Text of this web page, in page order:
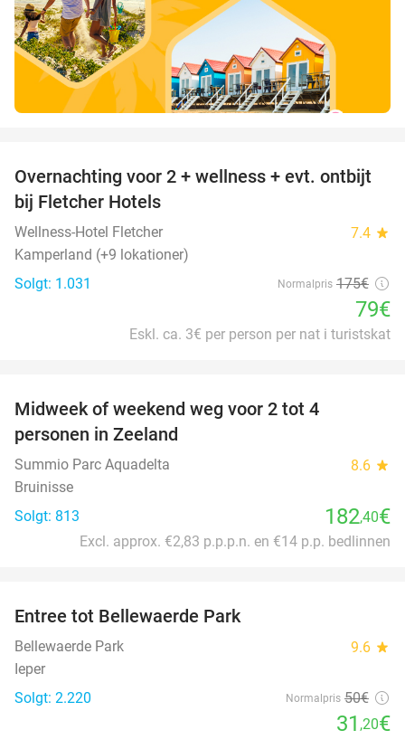
55%
Overnachting voor 2 + wellness + evt. ontbijt
bij Fletcher Hotels
Wellness-Hotel Fletcher 7.4 star
Kamperland (+9 lokationer)
Solgt: 1.031
Normalpris 175€
79€
Eskl. ca. 3€ per person per nat i turistskat
Midweek of weekend weg voor 2 tot 4
personen in Zeeland
Summio Parc Aquadelta 8.6 star
Bruinisse
Solgt: 813
182,40€
Excl. approx. €2,83 p.p.p.n. en €14 p.p. bedlinnen
Entree tot Bellewaerde Park
Bellewaerde Park 9.6 star
Ieper
Solgt: 2.220
Normalpris 50€
31 ,20€